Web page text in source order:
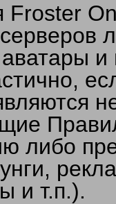
и
либо
и т.п.).